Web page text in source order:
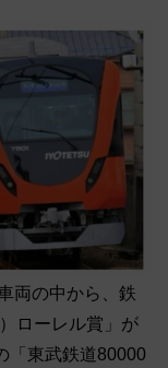
両の中から、鉄
ローレル賞」が
「東武鉄道80000